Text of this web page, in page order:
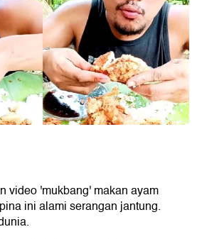
video 'mukbang' makan ayam
ini alami serangan jantung.